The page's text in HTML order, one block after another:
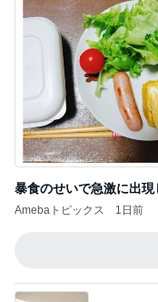
暴食のせいで急激に出現
Amebaトピックス 1日前